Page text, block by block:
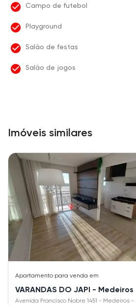
Campo de futebol
Playground
Salão de festas
Salão de jogos
Imóveis similares
Apartamento para venda em
VARANDAS DO JAPI - Medeiros
Avenida Francisco Nobre 1451 - Medeiros